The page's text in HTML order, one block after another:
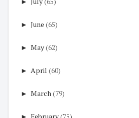
► June (65)
► May(62)
► April (60)
► March (79)
► February(75)